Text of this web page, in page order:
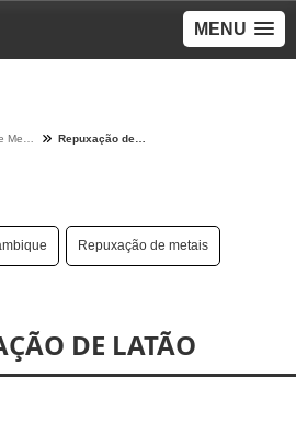
MENU
Repuxação de metais
DE LATÃO